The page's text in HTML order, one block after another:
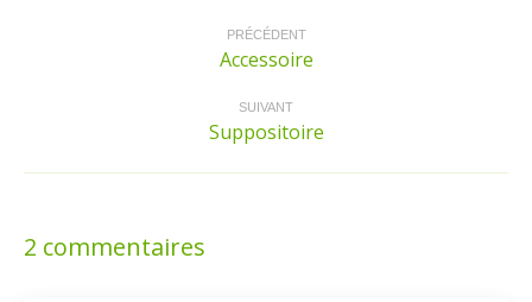
PRÉCÉDENT
Article
Accessoire
SUIVANT
Article
:
Suppositoire
2 commentaires